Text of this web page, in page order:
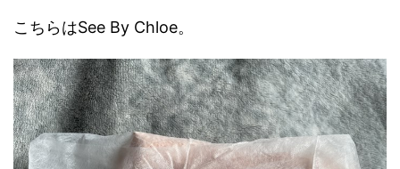
こちらはSee By Chloe。